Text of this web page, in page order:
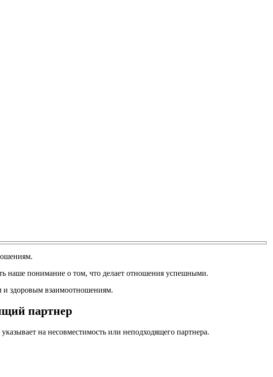
наше понимание о том, что делает отношения успешными.
и здоровым взаимоотношениям.
партнер
на несовместимость или неподходящего партнера.